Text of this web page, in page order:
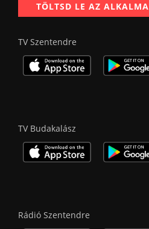
TÖLTSD LE AZ
TV Szentendre
TV Budakalász
Rádió Szentendre